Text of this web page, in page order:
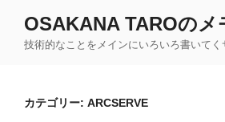
OSAKANA TAROのメ
技術的なことをメインにいろいろ書いてく
カテゴリー: ARCSERVE